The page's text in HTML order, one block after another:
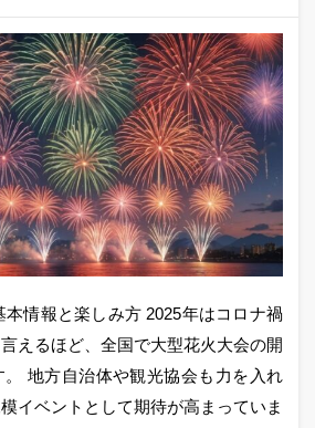
本情報と楽しみ方 2025年はコロナ禍
えるほど、全国で大型花火大会の開
地方自治体や観光協会も力を入れ
イベントとして期待が高まっていま